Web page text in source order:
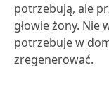
potrzebują, ale
głowie żony. Nie
potrzebuje w
zregenerować.